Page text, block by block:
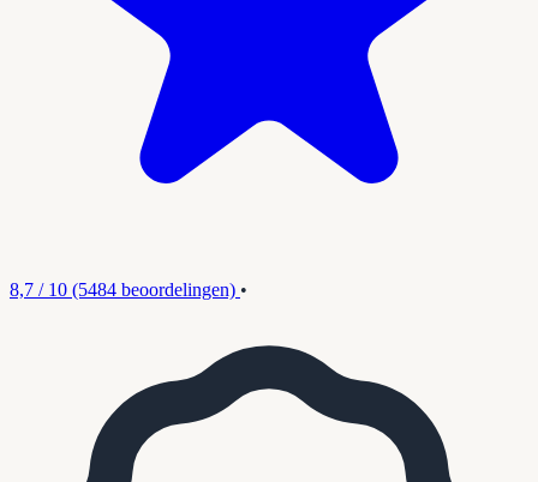
8,7 / 10 (5484 beoordelingen) •